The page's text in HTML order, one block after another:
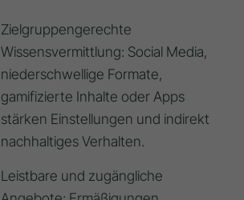
Zielgruppengerechte
Wissensvermittlung: Social Media,
niederschwellige Formate,
gamifizierte Inhalte oder Apps
stärken Einstellungen und indirekt
nachhaltiges Verhalten.
Leistbare und zugängliche